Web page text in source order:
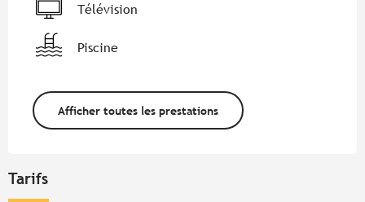
Télévision
Piscine
Afficher toutes les prestations
Tarifs